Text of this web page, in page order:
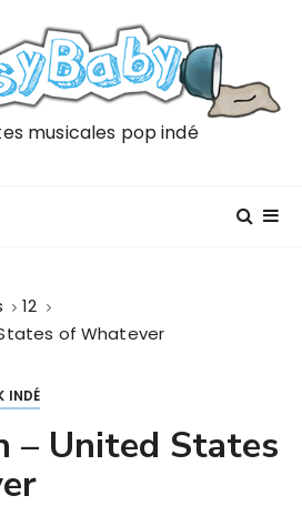
musicales pop indé
12
of Whatever
INDÉ
– United States